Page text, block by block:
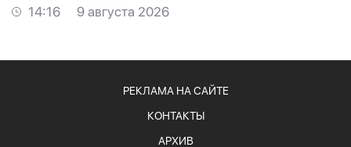
14:16 9 августа 2026
РЕКЛАМА НА САЙТЕ
КОНТАКТЫ
АРХИВ